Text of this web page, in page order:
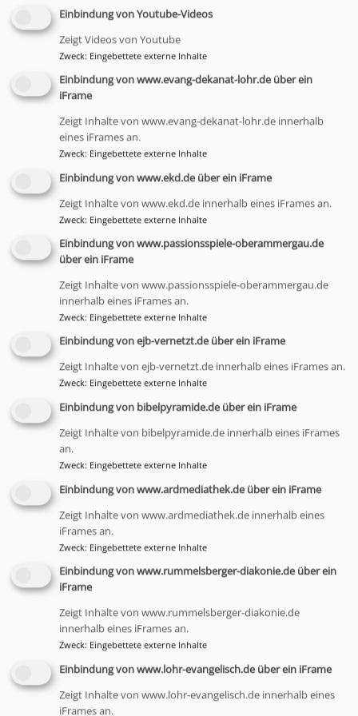
Bildrechte Monika Riwar
Ausbildungssupervisorin
engagiert. Neben der Beratungs- und
Ausbildungsarbeit hält sie Vorträge und Seminare
zu seelsorgerlichen Themen in der Schweiz und in
Deutschland.
Mehr Informationen:
https://www.riwarberatung.ch
Termine 2025
Freitag 23. Mai und Samstag 24. Mai
im evangelischen Gemeindehaus Partenstein
(Kirchgasse 2, 97846 Partenstein)
Freitag 27. Juni und Samstag 28. Juni
im evangelischen Gemeindehaus Gemünden
(Baumgartenweg 4, 97737 Gemünden)
Freitag 18. Juli und Samstag 19. Juli
im evangelischen Gemeindezentrum Lohr (Dr.-
Gustav-Woehrnitz-Weg 6, 97816 Lohr)
Die Seminarzeiten sind jeweils am Freitag von 15.00
bis ca. 20.00 Uhr und am Samstag von 9.00 bis ca.
18.30 Uhr. Die 6 Tage bilden eine Einheit.
Das Grundlagenseminar kostet insgesamt 315,- €
(105,- € pro Wochenende). Hinzu kommen Kosten
für Verpflegung (Mittagessen am Sa.). Der
Dekanatsbezirk subventioniert die Seminarkosten
Einbindung von Youtube-Videos
Zeigt Videos von Youtube
Zweck: Eingebettete externe Inhalte
Einbindung von www.evang-dekanat-lohr.de über ein
iFrame
Zeigt Inhalte von www.evang-dekanat-lohr.de innerhalb
eines iFrames an.
Zweck: Eingebettete externe Inhalte
Einbindung von www.ekd.de über ein iFrame
Zeigt Inhalte von www.ekd.de innerhalb eines iFrames an.
Zweck: Eingebettete externe Inhalte
Einbindung von www.passionsspiele-oberammergau.de
über ein iFrame
Zeigt Inhalte von www.passionsspiele-oberammergau.de
innerhalb eines iFrames an.
Zweck: Eingebettete externe Inhalte
Einbindung von ejb-vernetzt.de über ein iFrame
Zeigt Inhalte von ejb-vernetzt.de innerhalb eines iFrames an.
Zweck: Eingebettete externe Inhalte
Einbindung von bibelpyramide.de über ein iFrame
Zeigt Inhalte von bibelpyramide.de innerhalb eines iFrames
an.
Zweck: Eingebettete externe Inhalte
Einbindung von www.ardmediathek.de über ein iFrame
Zeigt Inhalte von www.ardmediathek.de innerhalb eines
iFrames an.
Zweck: Eingebettete externe Inhalte
Einbindung von www.rummelsberger-diakonie.de über ein
iFrame
Zeigt Inhalte von www.rummelsberger-diakonie.de
innerhalb eines iFrames an.
Zweck: Eingebettete externe Inhalte
Einbindung von www.lohr-evangelisch.de über ein iFrame
Zeigt Inhalte von www.lohr-evangelisch.de innerhalb eines
iFrames an.